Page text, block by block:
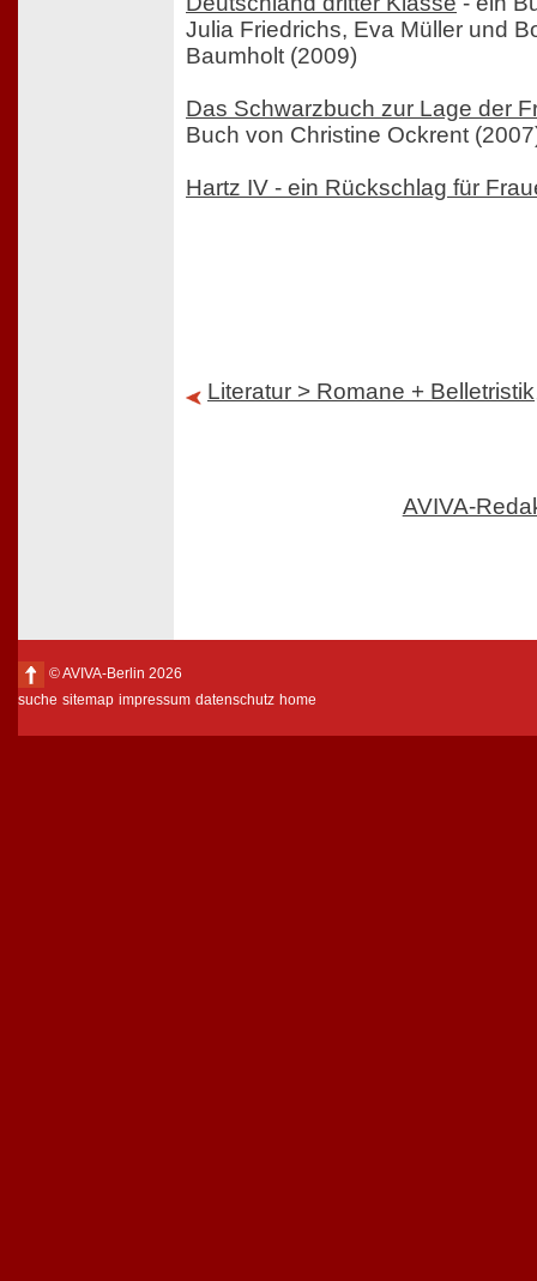
Julia Friedrichs, Eva Müller und
Baumholt (2009)
Das Schwarzbuch zur Lage der
Buch von Christine Ockrent
Hartz IV - ein Rückschlag für
Literatur > Romane + Belletristik
AVIVA-
© AVIVA-Berlin 2026
suche sitemap impressum datenschutz home